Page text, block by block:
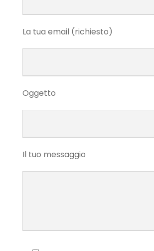
La tua email (richiesto)
Oggetto
Il tuo messaggio